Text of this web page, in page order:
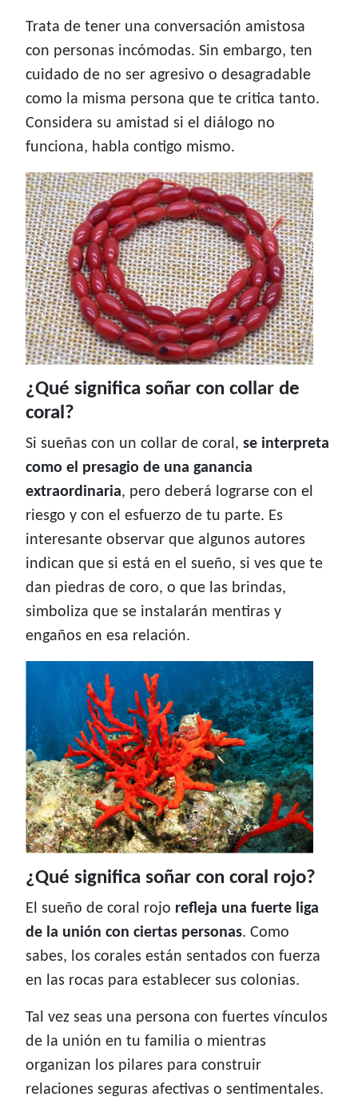
Trata de tener una conversación amistosa
con personas incómodas. Sin embargo, ten
cuidado de no ser agresivo o desagradable
como la misma persona que te critica tanto.
Considera su amistad si el diálogo no
funciona, habla contigo mismo.
¿Qué significa soñar con collar de
coral?
Si sueñas con un collar de coral, se interpreta
como el presagio de una ganancia
extraordinaria, pero deberá lograrse con el
riesgo y con el esfuerzo de tu parte. Es
interesante observar que algunos autores
indican que si está en el sueño, si ves que te
dan piedras de coro, o que las brindas,
simboliza que se instalarán mentiras y
engaños en esa relación.
¿Qué significa soñar con coral rojo?
El sueño de coral rojo refleja una fuerte liga
de la unión con ciertas personas. Como
sabes, los corales están sentados con fuerza
en las rocas para establecer sus colonias.
Tal vez seas una persona con fuertes vínculos
de la unión en tu familia o mientras
organizan los pilares para construir
relaciones seguras afectivas o sentimentales.